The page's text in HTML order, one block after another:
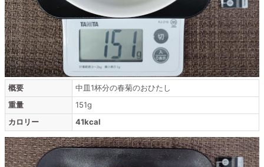
概要
中皿1杯分の春菊のおひたし
重量
151g
カロリー
41kcal